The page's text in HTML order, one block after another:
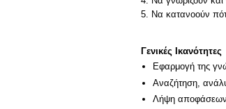
5. Να κατανοούν
Γενικές Ικανότητες
Εφαρμογή της
Αναζήτηση,
Λήψη αποφάσεων